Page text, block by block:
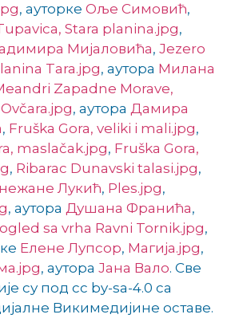
, ауторке Оље Симовић,
Stara planina.jpg,
Мијаловића, Jezero
Tara.jpg, аутора Милана
Zapadne Morave,
, аутора Дамира
, Fruška Gora, veliki i mali.jpg,
maslačak.jpg, Fruška Gora,
, Ribarac Dunavski talasi.jpg,
Лукић, Ples.jpg,
, аутора Душана Франића,
sa vrha Ravni Tornik.jpg,
Елене Лупсор, Магија.jpg,
, аутора Јана Вало. Све
су под cc by-sa-4.0 са
Викимедијине оставе.